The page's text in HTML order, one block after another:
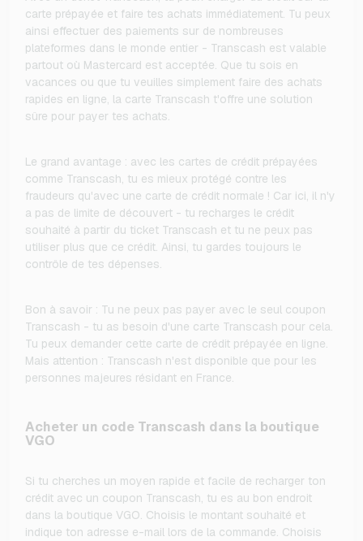
carte prépayée et faire tes achats immédiatement. Tu peux
ainsi effectuer des paiements sur de nombreuses
plateformes dans le monde entier - Transcash est valable
partout où Mastercard est acceptée. Que tu sois en
vacances ou que tu veuilles simplement faire des achats
rapides en ligne, la carte Transcash t'offre une solution
sûre pour payer tes achats.
Le grand avantage : avec les cartes de crédit prépayées
comme Transcash, tu es mieux protégé contre les
fraudeurs qu'avec une carte de crédit normale ! Car ici, il n'y
a pas de limite de découvert - tu recharges le crédit
souhaité à partir du ticket Transcash et tu ne peux pas
utiliser plus que ce crédit. Ainsi, tu gardes toujours le
contrôle de tes dépenses.
Bon à savoir : Tu ne peux pas payer avec le seul coupon
Transcash - tu as besoin d'une carte Transcash pour cela.
Tu peux demander cette carte de crédit prépayée en ligne.
Mais attention : Transcash n'est disponible que pour les
personnes majeures résidant en France.
Acheter un code Transcash dans la boutique
VGO
Si tu cherches un moyen rapide et facile de recharger ton
crédit avec un coupon Transcash, tu es au bon endroit
dans la boutique VGO. Choisis le montant souhaité et
indique ton adresse e-mail lors de la commande. Choisis